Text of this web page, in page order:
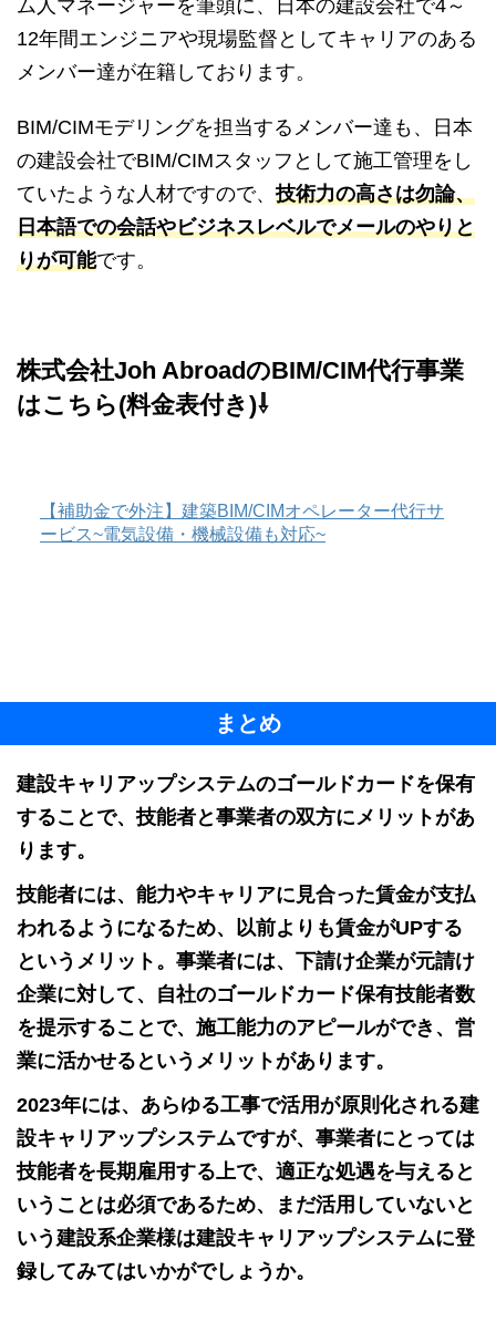
ム人マネージャーを筆頭に、日本の建設会社で4～
12年間エンジニアや現場監督としてキャリアのある
メンバー達が在籍しております。
BIM/CIMモデリングを担当するメンバー達も、日本
の建設会社でBIM/CIMスタッフとして施工管理をし
ていたような人材ですので、技術力の高さは勿論、
日本語での会話やビジネスレベルでメールのやりと
りが可能です。
株式会社Joh AbroadのBIM/CIM代行事業
はこちら(料金表付き)⇩
【補助金で外注】建築BIM/CIMオペレーター代行サ
ービス~電気設備・機械設備も対応~
まとめ
建設キャリアップシステムのゴールドカードを保有
することで、技能者と事業者の双方にメリットがあ
ります。
技能者には、能力やキャリアに見合った賃金が支払
われるようになるため、以前よりも賃金がUPする
というメリット。事業者には、下請け企業が元請け
企業に対して、自社のゴールドカード保有技能者数
を提示することで、施工能力のアピールができ、営
業に活かせるというメリットがあります。
2023年には、あらゆる工事で活用が原則化される建
設キャリアップシステムですが、事業者にとっては
技能者を長期雇用する上で、適正な処遇を与えると
いうことは必須であるため、まだ活用していないと
いう建設系企業様は建設キャリアップシステムに登
録してみてはいかがでしょうか。